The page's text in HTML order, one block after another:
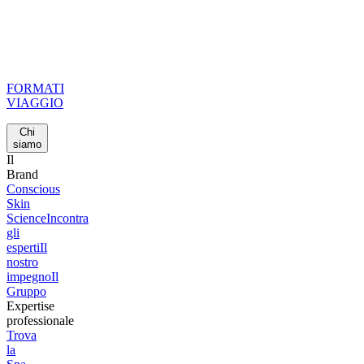
FORMATI
VIAGGIO
Chi
siamo
Il
Brand
Conscious
Skin
ScienceIncontra
gli
espertiIl
nostro
impegnoIl
Gruppo
Expertise
professionale
Trova
la